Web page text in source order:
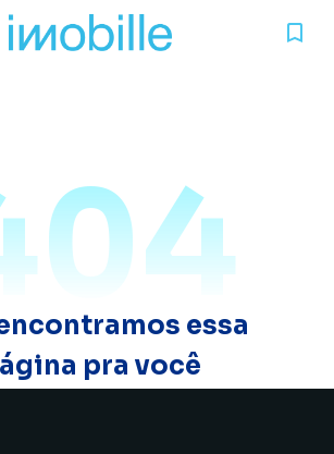
essa
pra você